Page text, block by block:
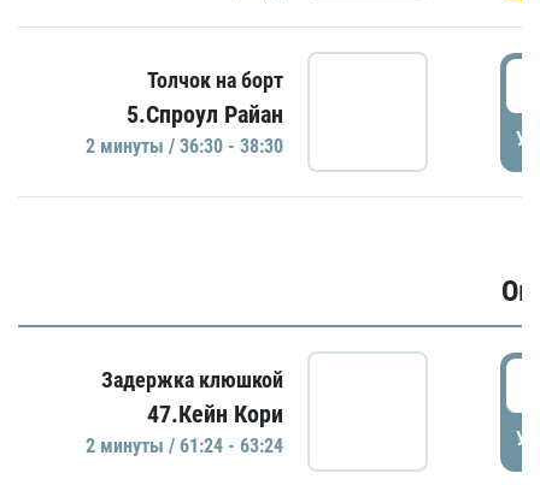
Толчок на борт
5.Спроул Райан
2 минуты / 36:30 - 38:30
Задержка клюшкой
47.Кейн Кори
2 минуты / 61:24 - 63:24